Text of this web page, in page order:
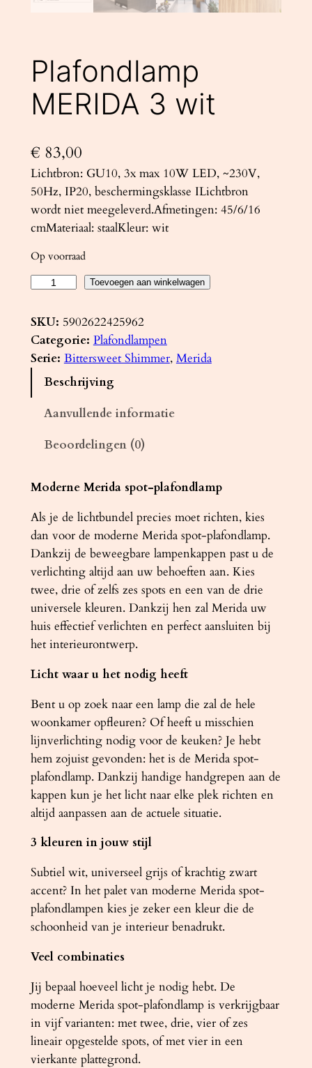
Plafondlamp
MERIDA 3 wit
€ 83,00
Lichtbron: GU10, 3x max 10W LED, ~230V,
50Hz, IP20, beschermingsklasse ILichtbron
wordt niet meegeleverd.Afmetingen: 45/6/16
cmMateriaal: staalKleur: wit
Op voorraad
a
f
o
M
R
I
D
A
3
w
i
t
a
n
t
a
l
Toevoegen aan winkelwagen
SKU: 5902622425962
Categorie: Plafondlampen
Serie: Bittersweet Shimmer, Merida
Beschrijving
Aanvullende informatie
Beoordelingen (0)
Moderne Merida spot-plafondlamp
Als je de lichtbundel precies moet richten, kies
dan voor de moderne Merida spot-plafondlamp.
Dankzij de beweegbare lampenkappen past u de
verlichting altijd aan uw behoeften aan. Kies
twee, drie of zelfs zes spots en een van de drie
universele kleuren. Dankzij hen zal Merida uw
huis effectief verlichten en perfect aansluiten bij
het interieurontwerp.
Licht waar u het nodig heeft
Bent u op zoek naar een lamp die zal de hele
woonkamer opfleuren? Of heeft u misschien
lijnverlichting nodig voor de keuken? Je hebt
hem zojuist gevonden: het is de Merida spot-
plafondlamp. Dankzij handige handgrepen aan de
kappen kun je het licht naar elke plek richten en
altijd aanpassen aan de actuele situatie.
3 kleuren in jouw stijl
Subtiel wit, universeel grijs of krachtig zwart
accent? In het palet van moderne Merida spot-
plafondlampen kies je zeker een kleur die de
schoonheid van je interieur benadrukt.
Veel combinaties
Jij bepaal hoeveel licht je nodig hebt. De
moderne Merida spot-plafondlamp is verkrijgbaar
in vijf varianten: met twee, drie, vier of zes
lineair opgestelde spots, of met vier in een
vierkante plattegrond.